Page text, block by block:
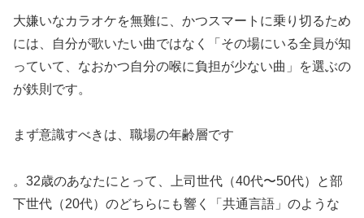
大嫌いなカラオケを無難に、かつスマートに乗り切るため
には、自分が歌いたい曲ではなく「その場にいる全員が知
っていて、なおかつ自分の喉に負担が少ない曲」を選ぶの
が鉄則です。
まず意識すべきは、職場の年齢層です
。32歳のあなたにとって、上司世代（40代〜50代）と部
下世代（20代）のどちらにも響く「共通言語」のような